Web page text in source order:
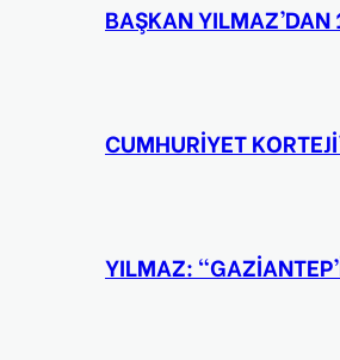
BAŞKAN
CUMHURİYET
YILMAZ: